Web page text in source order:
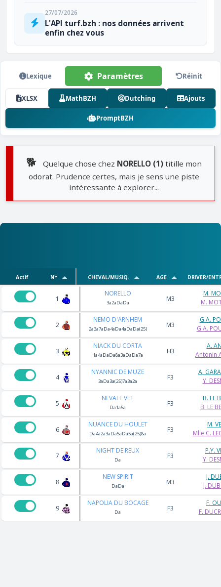
27/07/2026
L'API turf.bzh : nos données arrivent
enfin chez vous
Lexique Paramètres Réinit
XLSX MathBZH Dutching Ajouts
PromptBZH
🐕 Quelque chose chez NORELLO (1) titille mon
odorat. Prudence certes, mais je sens une piste
intéressante à explorer...
Actif N° CHEVAL/MUSIQ. AGE DRIVER/
1
NORELLO
3a2aDaDa M3
M.
M.
2
NEMO D'ARNHEM
2a3a7aDa4aDa4aDaDa(25) M3
G.A.
G.A.
3
NIACK DU CORTA
1a4aDaDa8a3aDaDa7a H3
A.
Antonin
4
NYANNIC DE MUZE
3aDa3a(25)7a3a2a F3
A.
Y.
5
NEVALE VET
Da1a5a F3
B. LE
B. LE
6
NUANCE DU HOULET
Da4a2a3aDa5aDa5a(25)8a F3
M.
Mlle C.
7
NIGHT DE REUX
Da F3
P.Y.
Y.
8
NEW SPIRIT
DaDa M3
J.
J.
9
NAPOLIA DU BOCAGE
Da F3
F.
F.